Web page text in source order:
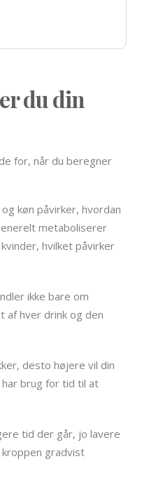
du din
for, når du beregner
køn påvirker, hvordan
metaboliserer
hvilket påvirker
ikke bare om
af hver drink og den
desto højere vil din
brug for tid til at
tid der går, jo lavere
gradvist